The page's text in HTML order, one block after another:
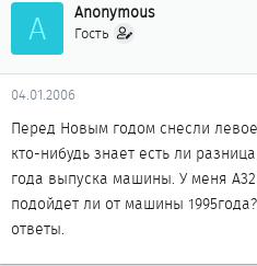
е
м
ы
а
л
A Anonymous
Гость
04.01.2006
Перед Новым годом снесли
кто-нибудь знает есть ли
года выпуска машины. У меня А32
подойдет ли от машины
ответы.